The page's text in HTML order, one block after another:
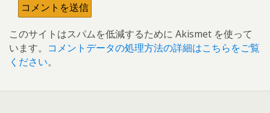
このサイトはスパムを低減するために Akismet を使って
います。 コメントデータの処理方法の詳細はこちらをご覧
ください。